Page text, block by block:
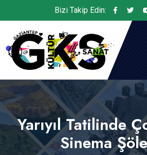
Bizi Takip Edin:
Yarıyıl Tatilinde
Sinema